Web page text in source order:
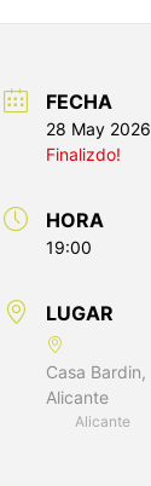
FECHA
28 May 2026
Finalizdo!
HORA
19:00
LUGAR
Casa Bardin,
Alicante
Alicante